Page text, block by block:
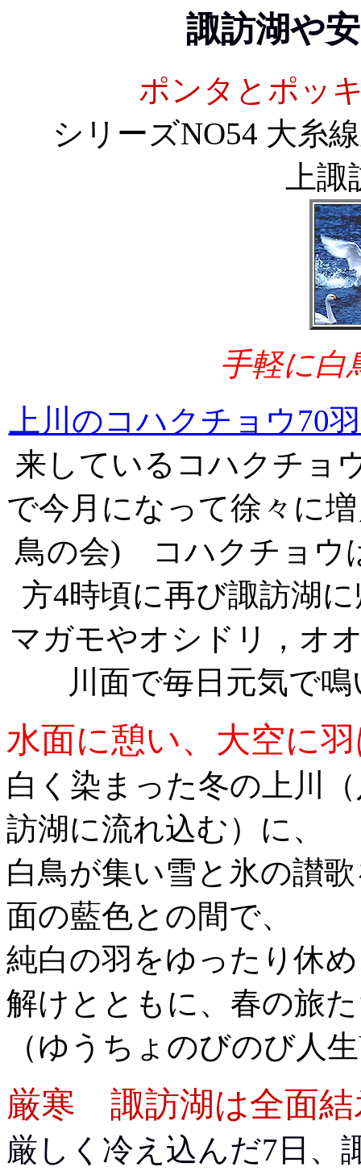
諏訪湖や
ポンタとポッ
シリーズNO54 大糸
上
手軽に白
上川のコハクチョウ70
来しているコハクチョ
で今月になって徐々に
鳥の会) コハクチョウ
方4時頃に再び諏訪湖
マガモやオシドリ，オ
川面で毎日元気で
水面に憩い、大空に
白く染まった冬の上川
訪湖に流れ込む）に、
白鳥が集い雪と氷の讃
面の藍色との間で、
純白の羽をゆったり休
解けとともに、春の旅
（ゆうちょのびのび人
厳寒 諏訪湖は全面
厳しく冷え込んだ7日、